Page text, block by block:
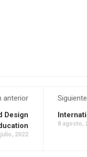
anterior
Design
2022
8 agosto,